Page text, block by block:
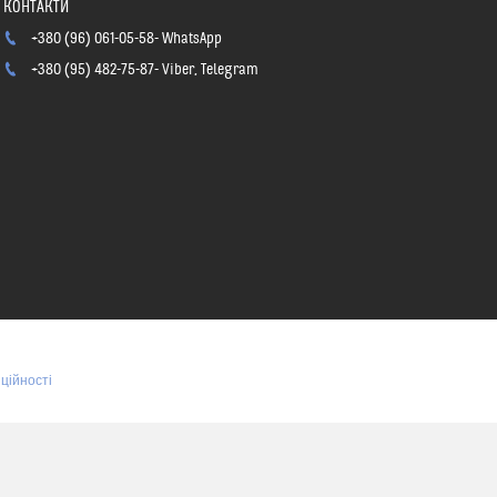
+380 (96) 061-05-58 WhatsApp
+380 (95) 482-75-87 Viber, Telegram